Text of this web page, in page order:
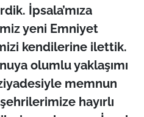
İpsala’mıza
yeni Emniyet
kendilerine ilettik.
olumlu yaklaşımı
memnun
hayırlı